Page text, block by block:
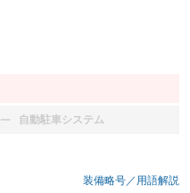
自動駐車システム
：装備なし
装備略号／用語解説